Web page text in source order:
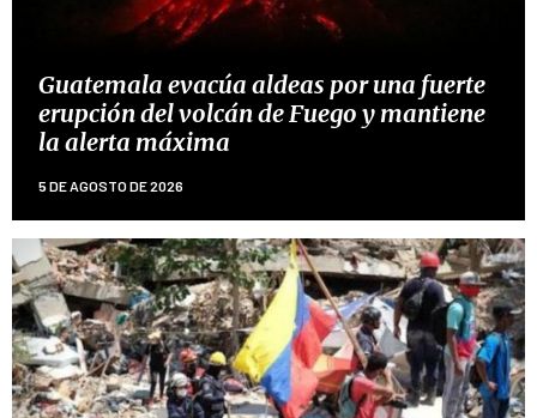
Guatemala evacúa aldeas por una fuerte
erupción del volcán de Fuego y mantiene
la alerta máxima
5 DE AGOSTO DE 2026